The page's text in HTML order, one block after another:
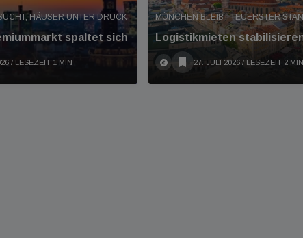
HÄUSER UNTER DRUCK
spaltet sich
/ LESEZEIT 1 MIN
MÜNCHEN BLEIBT TEUERSTER
Logistikmieten
27. JULI 2026 / LESEZEIT 2 MIN